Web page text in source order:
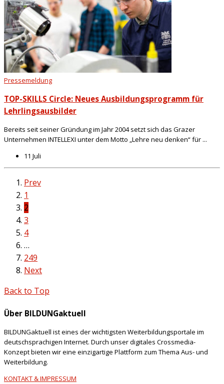
Pressemeldung
TOP-SKILLS Circle: Neues Ausbildungsprogramm für
Lehrlingsausbilder
Bereits seit seiner Gründung im Jahr 2004 setzt sich das Grazer
Unternehmen INTELLEXI unter dem Motto „Lehre neu denken“ für ...
11 Juli
Prev
1
2
3
4
…
249
Next
Back to Top
Über BILDUNGaktuell
BILDUNGaktuell ist eines der wichtigsten Weiterbildungsportale im
deutschsprachigen Internet. Durch unser digitales Crossmedia-
Konzept bieten wir eine einzigartige Plattform zum Thema Aus- und
Weiterbildung.
KONTAKT & IMPRESSUM